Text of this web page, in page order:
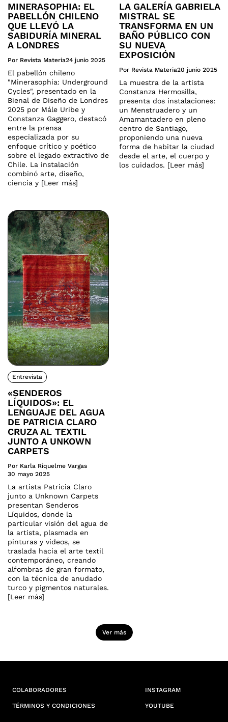
MINERASOPHIA: EL
PABELLÓN CHILENO
QUE LLEVÓ LA
SABIDURÍA MINERAL
A LONDRES
Por Revista Materia24 junio 2025
El pabellón chileno
"Minerasophia: Underground
Cycles", presentado en la
Bienal de Diseño de Londres
2025 por Mále Uribe y
Constanza Gaggero, destacó
entre la prensa
especializada por su
enfoque crítico y poético
sobre el legado extractivo de
Chile. La instalación
combinó arte, diseño,
ciencia y [Leer más]
LA GALERÍA GABRIELA
MISTRAL SE
TRANSFORMA EN UN
BAÑO PÚBLICO CON
SU NUEVA
EXPOSICIÓN
Por Revista Materia20 junio 2025
La muestra de la artista
Constanza Hermosilla,
presenta dos instalaciones:
un Menstruadero y un
Amamantadero en pleno
centro de Santiago,
proponiendo una nueva
forma de habitar la ciudad
desde el arte, el cuerpo y
los cuidados. [Leer más]
Entrevista
«SENDEROS
LÍQUIDOS»: EL
LENGUAJE DEL AGUA
DE PATRICIA CLARO
CRUZA AL TEXTIL
JUNTO A UNKOWN
CARPETS
Por Karla Riquelme Vargas
30 mayo 2025
La artista Patricia Claro
junto a Unknown Carpets
presentan Senderos
Líquidos, donde la
particular visión del agua de
la artista, plasmada en
pinturas y videos, se
traslada hacia el arte textil
contemporáneo, creando
alfombras de gran formato,
con la técnica de anudado
turco y pigmentos naturales.
[Leer más]
Ver más
COLABORADORES
TÉRMINOS Y CONDICIONES
INSTAGRAM
YOUTUBE